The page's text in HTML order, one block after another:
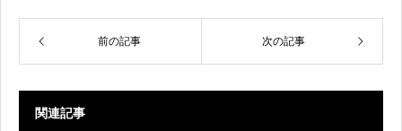
前の記事 次の記事
関連記事